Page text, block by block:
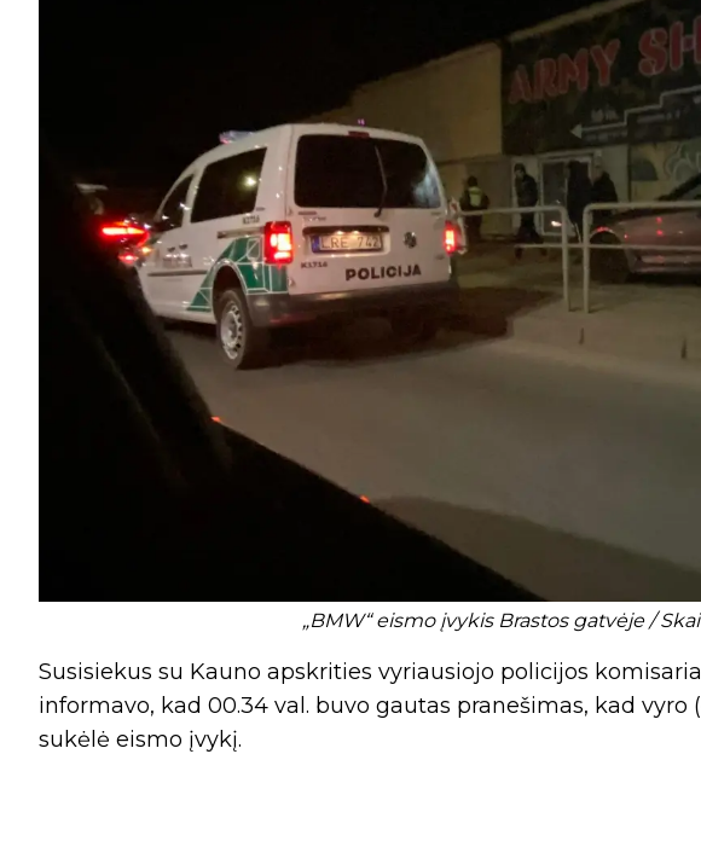
„BMW“ eismo įvykis Brastos gatvėje /
Susisiekus su Kauno apskrities vyriausiojo policijos
informavo, kad 00.34 val. buvo gautas pranešimas, kad vyro
sukėlė eismo įvykį.